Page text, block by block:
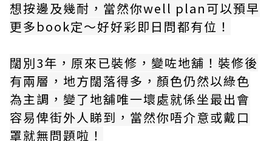
想按邊及幾耐，當然你well plan可以預早
更多book定～好好彩即日問都有位！
闊別3年，原來已裝修，變咗地舖！裝修後
有兩層，地方闊落得多，顏色仍然以綠色
為主調，變了地舖唯一壞處就係坐最出會
容易俾街外人睇到，當然你唔介意或戴口
罩就無問題啦！